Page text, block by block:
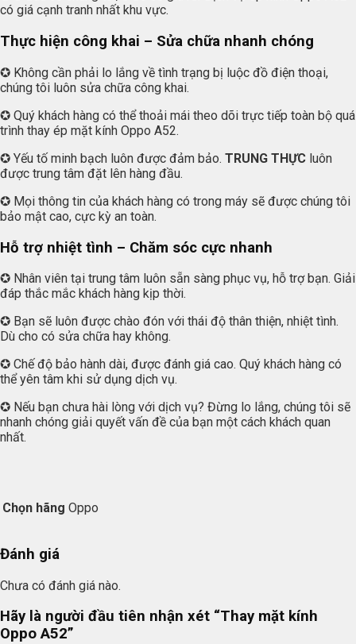
có giá cạnh tranh nhất khu vực.
Thực hiện công khai – Sửa chữa nhanh chóng
✪ Không cần phải lo lắng về tình trạng bị luộc đồ điện thoại,
chúng tôi luôn sửa chữa công khai.
✪ Quý khách hàng có thể thoải mái theo dõi trực tiếp toàn bộ quá
trình thay ép mặt kính Oppo A52.
✪ Yếu tố minh bạch luôn được đảm bảo. TRUNG THỰC luôn
được trung tâm đặt lên hàng đầu.
✪ Mọi thông tin của khách hàng có trong máy sẽ được chúng tôi
bảo mật cao, cực kỳ an toàn.
Hỗ trợ nhiệt tình – Chăm sóc cực nhanh
✪ Nhân viên tại trung tâm luôn sẵn sàng phục vụ, hỗ trợ bạn. Giải
đáp thắc mắc khách hàng kịp thời.
✪ Bạn sẽ luôn được chào đón với thái độ thân thiện, nhiệt tình.
Dù cho có sửa chữa hay không.
✪ Chế độ bảo hành dài, được đánh giá cao. Quý khách hàng có
thể yên tâm khi sử dụng dịch vụ.
✪ Nếu bạn chưa hài lòng với dịch vụ? Đừng lo lắng, chúng tôi sẽ
nhanh chóng giải quyết vấn đề của bạn một cách khách quan
nhất.
Chọn hãng Oppo
Đánh giá
Chưa có đánh giá nào.
Hãy là người đầu tiên nhận xét “Thay mặt kính
Oppo A52”